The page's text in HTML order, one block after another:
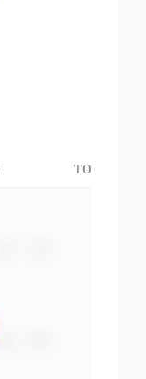
TOP3交易国